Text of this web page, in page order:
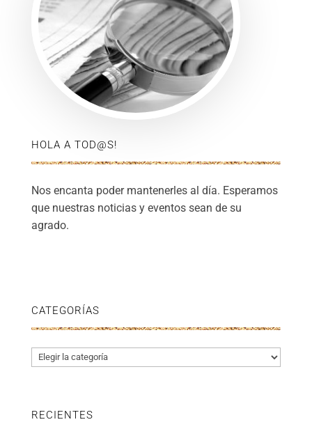
HOLA A TOD@S!
Nos encanta poder mantenerles al día. Esperamos
que nuestras noticias y eventos sean de su
agrado.
CATEGORÍAS
Categorías
RECIENTES